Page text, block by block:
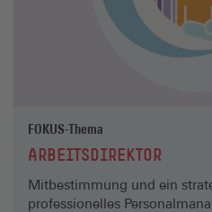
FOKUS-Thema
ARBEITSDIREKTOR
Mitbestimmung und ein
professionelles